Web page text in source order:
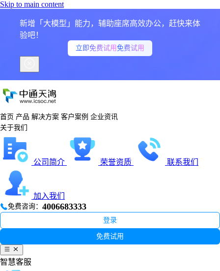
Skip to main content
新增「大模型」能力，辅助座席高效办公，赶快来体
验吧！
立即免费试用免费试用
首页 产品 解决方案 客户案例 企业资讯
关于我们
公司简介 荣誉资质 联系我们
加入我们
免费咨询： 4006683333
登录
免费试用
智慧客服